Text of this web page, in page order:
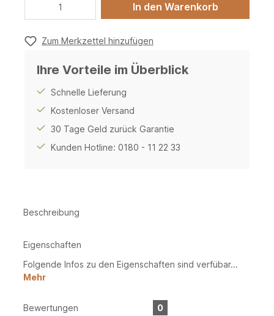
In den Warenkorb
Zum Merkzettel hinzufügen
Ihre Vorteile im Überblick
Schnelle Lieferung
Kostenloser Versand
30 Tage Geld zurück Garantie
Kunden Hotline: 0180 - 11 22 33
Beschreibung
Eigenschaften
Folgende Infos zu den Eigenschaften sind verfübar...
Mehr
Bewertungen 0